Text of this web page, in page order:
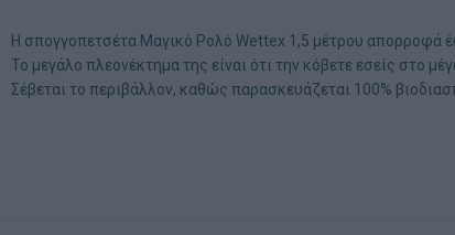
Η σπογγοπετσέτα Μαγικό Ρολό Wettex 1,5 μέτρου απορροφά
Το μεγάλο πλεονέκτημα της είναι ότι την κόβετε εσείς στο
Σέβεται το περιβάλλον, καθώς παρασκευάζεται 100%